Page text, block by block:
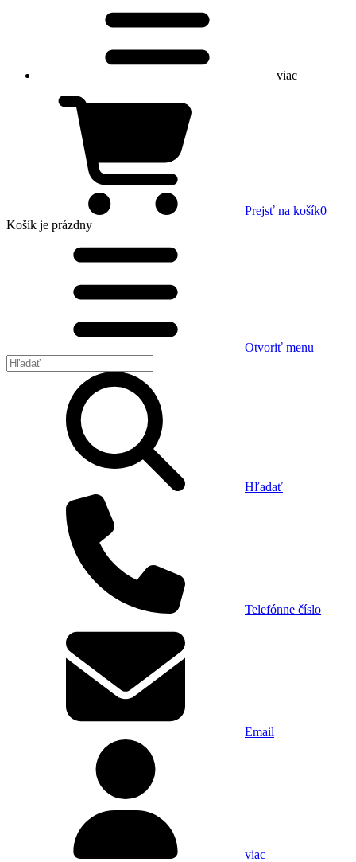
viac
Prejsť na košík0
Košík je prázdny
Otvoriť menu
Hľadať
Telefónne číslo
Email
viac